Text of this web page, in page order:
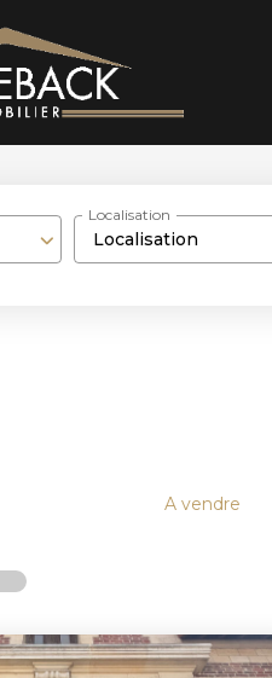
Localisation
Localisation
A vendre